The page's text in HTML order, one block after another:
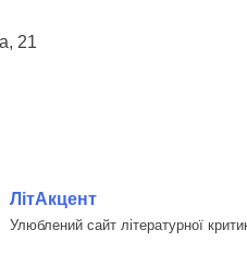
21
ЛітАкцент
Улюблений сайт літературної